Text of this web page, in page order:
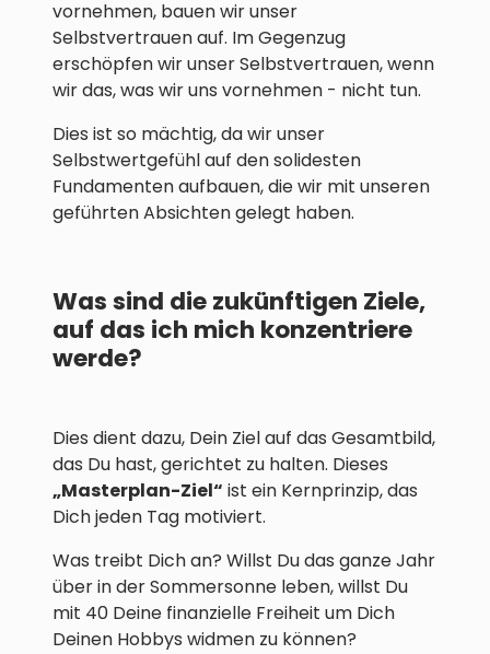
vornehmen, bauen wir unser
Selbstvertrauen auf. Im Gegenzug
erschöpfen wir unser Selbstvertrauen, wenn
wir das, was wir uns vornehmen - nicht tun.
Dies ist so mächtig, da wir unser
Selbstwertgefühl auf den solidesten
Fundamenten aufbauen, die wir mit unseren
geführten Absichten gelegt haben.
Was sind die zukünftigen Ziele,
auf das ich mich konzentriere
werde?
Dies dient dazu, Dein Ziel auf das Gesamtbild,
das Du hast, gerichtet zu halten. Dieses
„Masterplan-Ziel“ ist ein Kernprinzip, das
Dich jeden Tag motiviert.
Was treibt Dich an? Willst Du das ganze Jahr
über in der Sommersonne leben, willst Du
mit 40 Deine finanzielle Freiheit um Dich
Deinen Hobbys widmen zu können?